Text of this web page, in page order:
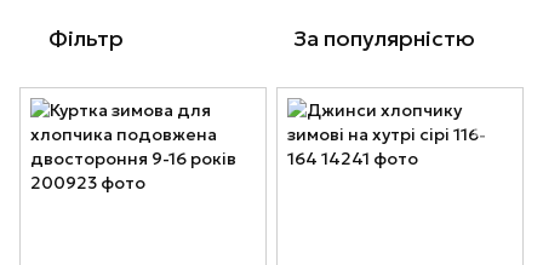
Фільтр За популярністю